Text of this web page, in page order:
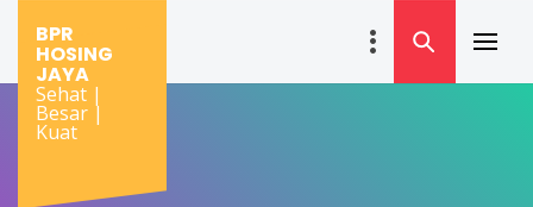
BPR
HOSING
JAYA
Sehat |
Besar |
Kuat
Menu